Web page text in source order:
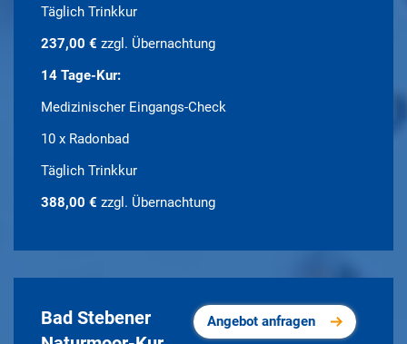
Täglich Trinkkur
237,00 € zzgl. Übernachtung
14 Tage-Kur:
Medizinischer Eingangs-Check
10 x Radonbad
Täglich Trinkkur
388,00 € zzgl. Übernachtung
Angebot anfragen
Bad Stebener